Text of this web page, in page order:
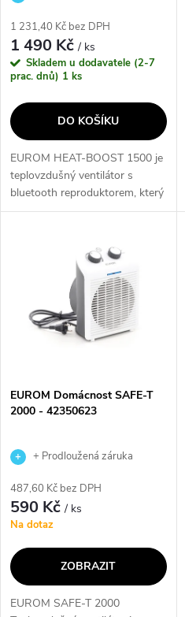
o
d
u
k
t
ů
o
d
u
k
t
1 231,40 Kč bez DPH
1 490 Kč/ ks
Skladem u dodavatele (2-7
prac. dnů) 1 ks
DO KOŠÍKU
EUROM HEAT-BOOST 1500 je
teplovzdušný ventilátor s
bluetooth reproduktorem, který
vám poskytne příjemné teplo a
hudbu přes bezdrátové
EUROM Domácnost SAFE-T
2000 - 42350623
+ Prodloužená záruka
487,60 Kč bez DPH
590 Kč/ ks
Na dotaz
ZOBRAZIT
EUROM SAFE-T 2000